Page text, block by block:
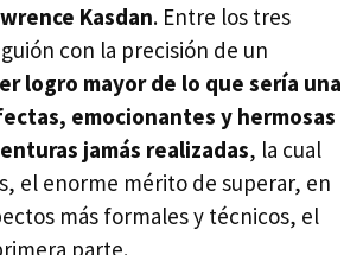
Kasdan. Entre los tres
con la precisión de un
logro mayor de lo que sería una
emocionantes y hermosas
jamás realizadas, la cual
el enorme mérito de superar, en
más formales y técnicos, el